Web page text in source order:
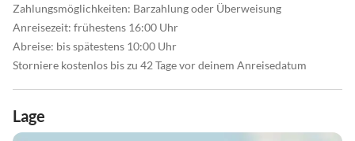
Zahlungsmöglichkeiten: Barzahlung oder Überweisung
Anreisezeit: frühestens 16:00 Uhr
Abreise: bis spätestens 10:00 Uhr
Storniere kostenlos bis zu 42 Tage vor deinem Anreisedatum
Lage